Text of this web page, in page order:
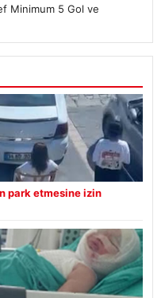
Minimum 5 Gol ve
park etmesine izin